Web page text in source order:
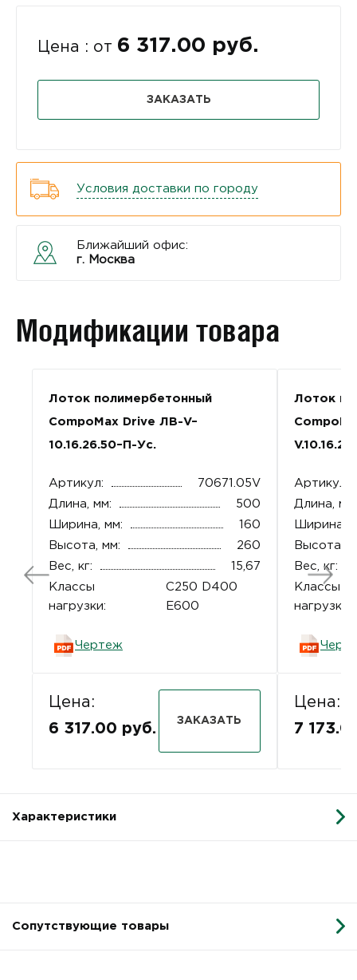
Цена : от 6 317.00 руб.
ЗАКАЗАТЬ
Условия доставки по городу
Ближайший офис:
г. Москва
Модификации товара
Лоток полимербетонный
CompoMax Drive ЛВ-V–
10.16.26.50–П-Ус.
Артикул:
70671.05V
Длина, мм:
500
Ширина, мм:
160
Высота, мм:
260
Вес, кг:
15,67
Классы
нагрузки:
C250 D400
E600
Чертеж
Цена:
6 317.00 руб.
ЗАКАЗАТЬ
Лоток
Артикул:
Длина, мм:
Ширина,
Высота,
Вес, кг:
Классы
нагрузки:
Цена:
7
Характеристики
Сопутствующие товары